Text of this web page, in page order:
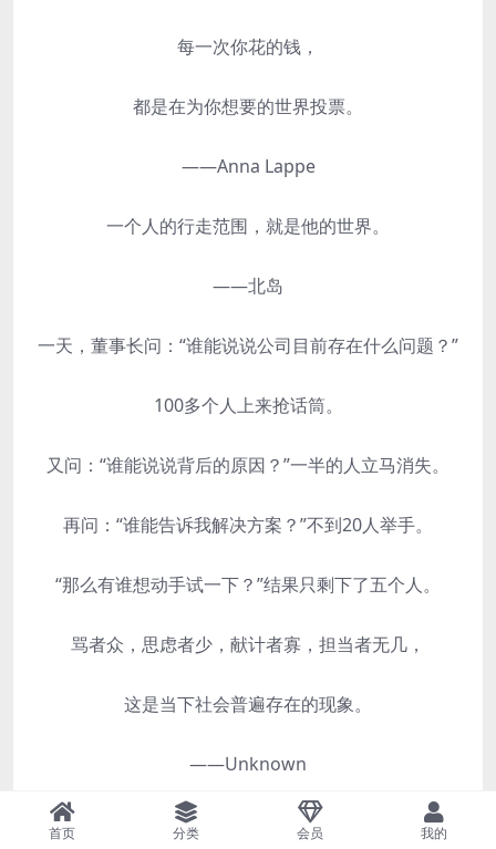
每一次你花的钱，
都是在为你想要的世界投票。
——Anna Lappe
一个人的行走范围，就是他的世界。
——北岛
一天，董事长问：“谁能说说公司目前存在什么问题？”
100多个人上来抢话筒。
又问：“谁能说说背后的原因？”一半的人立马消失。
再问：“谁能告诉我解决方案？”不到20人举手。
“那么有谁想动手试一下？”结果只剩下了五个人。
骂者众，思虑者少，献计者寡，担当者无几，
这是当下社会普遍存在的现象。
——Unknown
如果你没有时间和家人在一起，
首页 分类 会员 我的